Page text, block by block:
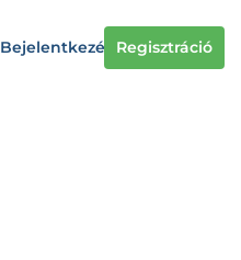
Bejelentkezés Regisztráció